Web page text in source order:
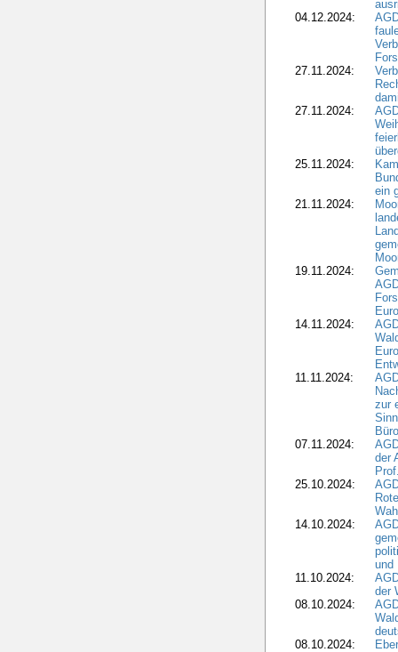
04.12.2024:
27.11.2024:
27.11.2024:
25.11.2024:
ein
21.11.2024:
19.11.2024:
14.11.2024:
11.11.2024:
zur
07.11.2024:
der
25.10.2024:
14.10.2024:
und
11.10.2024:
der
08.10.2024:
08.10.2024: